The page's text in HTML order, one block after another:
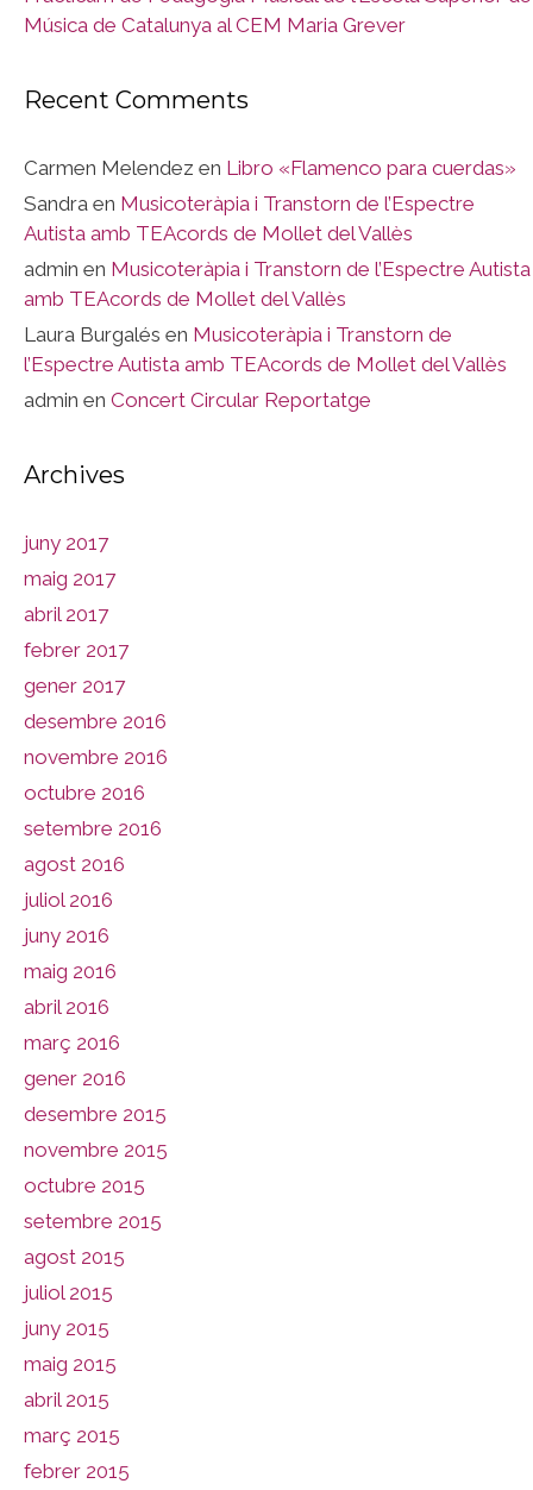
Música de Catalunya al CEM Maria Grever
Recent Comments
Carmen Melendez en Libro «Flamenco para cuerdas»
Sandra en Musicoteràpia i Transtorn de l’Espectre
Autista amb TEAcords de Mollet del Vallès
admin en Musicoteràpia i Transtorn de l’Espectre Autista
amb TEAcords de Mollet del Vallès
Laura Burgalés en Musicoteràpia i Transtorn de
l’Espectre Autista amb TEAcords de Mollet del Vallès
admin en Concert Circular Reportatge
Archives
juny 2017
maig 2017
abril 2017
febrer 2017
gener 2017
desembre 2016
novembre 2016
octubre 2016
setembre 2016
agost 2016
juliol 2016
juny 2016
maig 2016
abril 2016
març 2016
gener 2016
desembre 2015
novembre 2015
octubre 2015
setembre 2015
agost 2015
juliol 2015
juny 2015
maig 2015
abril 2015
març 2015
febrer 2015